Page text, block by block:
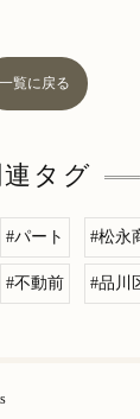
一覧に戻る
連タグ
#パート #松永
#不動前 #品川